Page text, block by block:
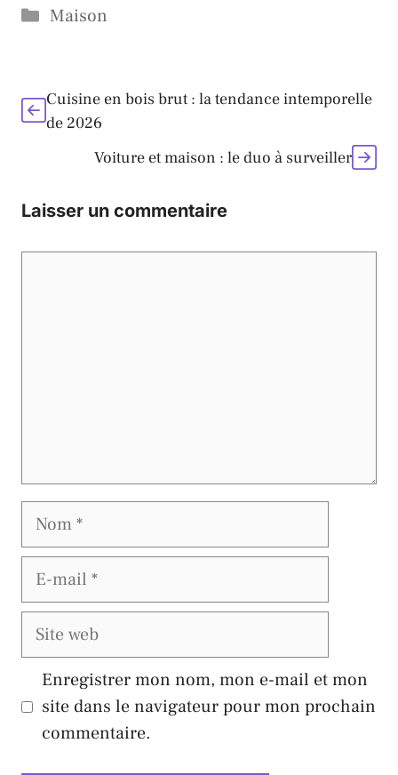
Catégories
Maison
Cuisine en bois brut : la tendance intemporelle
de 2026
Voiture et maison : le duo à surveiller
Laisser un commentaire
Nom
E-
Site
Enregistrer mon nom, mon e-mail et mon
site dans le navigateur pour mon prochain
commentaire.